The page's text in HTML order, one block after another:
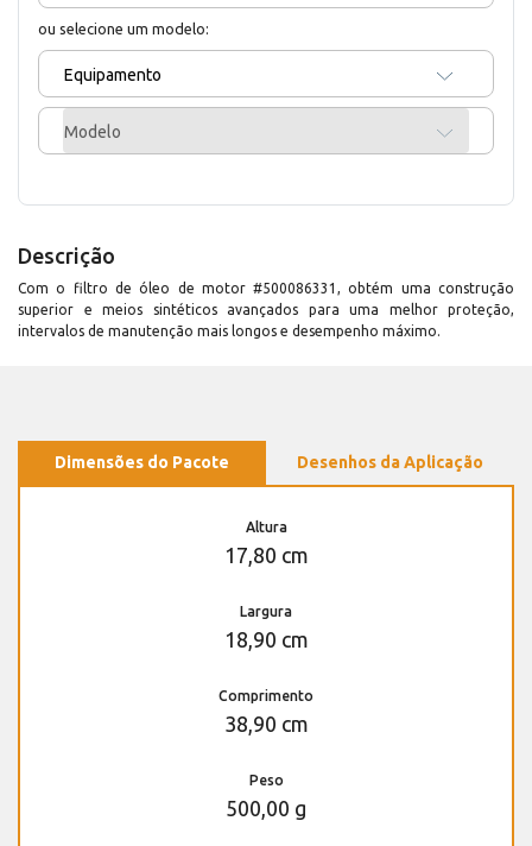
ou selecione um modelo:
Equipamento
Modelo
Descrição
Com o filtro de óleo de motor #500086331, obtém uma construção
superior e meios sintéticos avançados para uma melhor proteção,
intervalos de manutenção mais longos e desempenho máximo.
Dimensões do Pacote Desenhos da Aplicação
Altura
17,80 cm
Largura
18,90 cm
Comprimento
38,90 cm
Peso
500,00 g